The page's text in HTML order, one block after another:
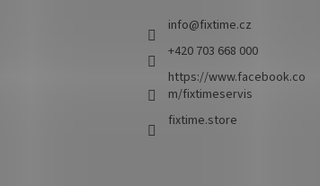
info@fixtime.cz
+420 703 668 000
https://www.facebook.co
m/fixtimeservis
fixtime.store